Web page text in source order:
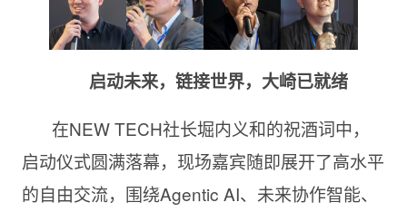
启动未来，链接世界，大崎已就绪
在NEW TECH社长堀内义和的祝酒词中，
启动仪式圆满落幕，现场嘉宾随即展开了高水平
的自由交流，围绕Agentic AI、未来协作智能、